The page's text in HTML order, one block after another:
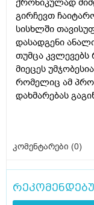
ქრონიკულად
გირჩევთ
სისხლში
დასადგენი
თუმცა კვლევებს
მიეცეს
რომელიც ამ
დახმარებას
კომენტარები (0)